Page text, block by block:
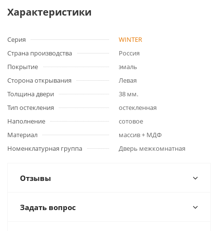
Характеристики
Серия
WINTER
Страна производства
Россия
Покрытие
эмаль
Сторона открывания
Левая
Толщина двери
38 мм.
Тип остекления
остекленная
Наполнение
сотовое
Материал
массив + МДФ
Номенклатурная группа
Дверь межкомнатная
Отзывы
Задать вопрос